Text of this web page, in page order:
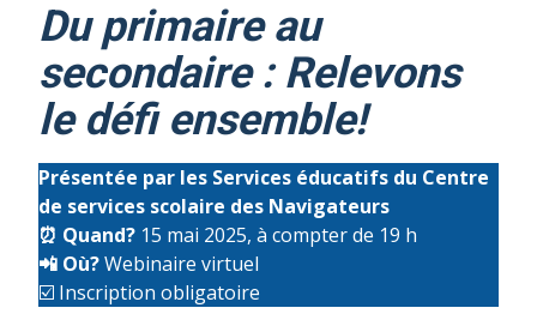
Du primaire au
secondaire : Relevons
le défi ensemble!
Présentée par les Services éducatifs du Centre
de services scolaire des Navigateurs
⏰ Quand? 15 mai 2025, à compter de 19 h
📲 Où?Webinaire virtuel
☑️ Inscription obligatoire